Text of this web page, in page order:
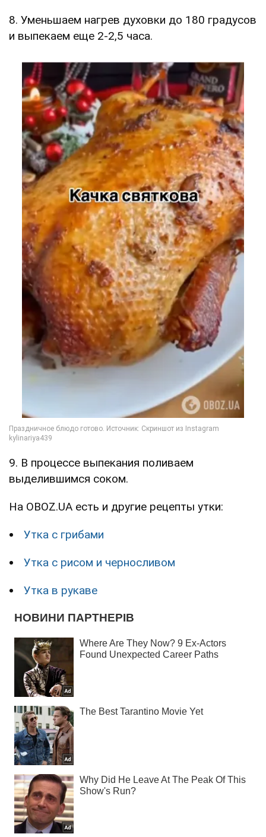
8. Уменьшаем нагрев духовки до 180 градусов
и выпекаем еще 2-2,5 часа.
9. В процессе выпекания поливаем
выделившимся соком.
На OBOZ.UA есть и другие рецепты утки:
Утка с грибами
Утка с рисом и черносливом
Утка в рукаве